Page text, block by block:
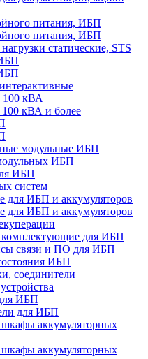
питания, ИБП
питания, ИБП
статические, STS
100 кВА
100 кВА и более
модульные ИБП
ИБП
ИБП
систем
для ИБП и аккумуляторов
для ИБП и аккумуляторов
для ИБП
связи и ПО для ИБП
ИБП
соединители
ИБП
для ИБП
аккумуляторных
аккумуляторных